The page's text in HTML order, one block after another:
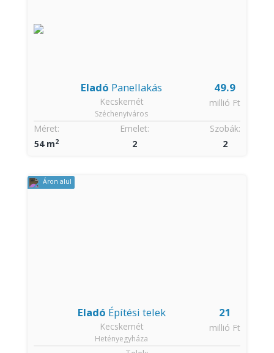
49.9
millió Ft
Eladó Panellakás
Kecskemét
Széchenyiváros
Szobák:
2
Méret:
54 m2
Emelet:
2
Áron alul
21
millió Ft
Eladó Építési telek
Kecskemét
Hetényegyháza